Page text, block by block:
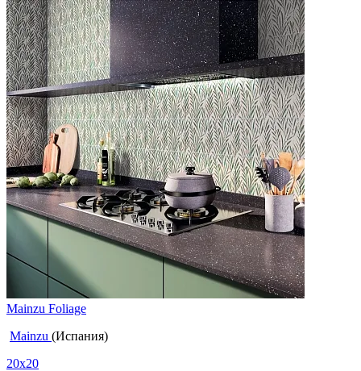
Mainzu Foliage
Mainzu (Испания)
20x20